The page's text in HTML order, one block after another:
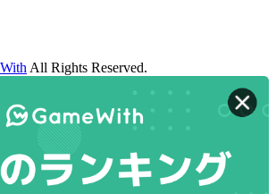
All Rights Reserved.